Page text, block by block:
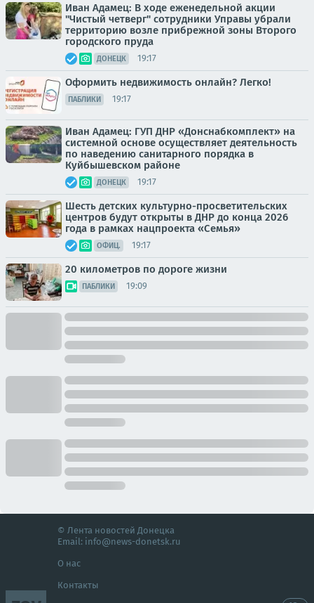
Иван Адамец: В ходе еженедельной акции
"Чистый четверг" сотрудники Управы убрали
территорию возле прибрежной зоны Второго
городского пруда
ДОНЕЦК 19:17
Оформить недвижимость онлайн? Легко!
ПАБЛИКИ 19:17
Иван Адамец: ГУП ДНР «Донснабкомплект» на
системной основе осуществляет деятельность
по наведению санитарного порядка в
Куйбышевском районе
ДОНЕЦК 19:17
Шесть детских культурно-просветительских
центров будут открыты в ДНР до конца 2026
года в рамках нацпроекта «Семья»
ОФИЦ. 19:17
20 километров по дороге жизни
ПАБЛИКИ 19:09
© Лента новостей Донецка
Email: info@news-donetsk.ru
О нас
Контакты